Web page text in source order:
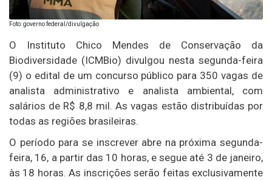
Foto: governo federal/divulgação
O Instituto Chico Mendes de Conservação da
Biodiversidade (ICMBio) divulgou nesta segunda-feira
(9) o edital de um concurso público para 350 vagas de
analista administrativo e analista ambiental, com
salários de R$ 8,8 mil. As vagas estão distribuídas por
todas as regiões brasileiras.
O período para se inscrever abre na próxima segunda-
feira, 16, a partir das 10 horas, e segue até 3 de janeiro,
às 18 horas. As inscrições serão feitas exclusivamente